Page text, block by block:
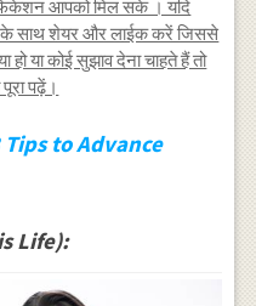
आपको मिल सके । यदि
के साथ शेयर और लाईक करें जिससे
या कोई सुझाव देना चाहते हैं तो
पढ़ें।
Tips to Advance
Life):